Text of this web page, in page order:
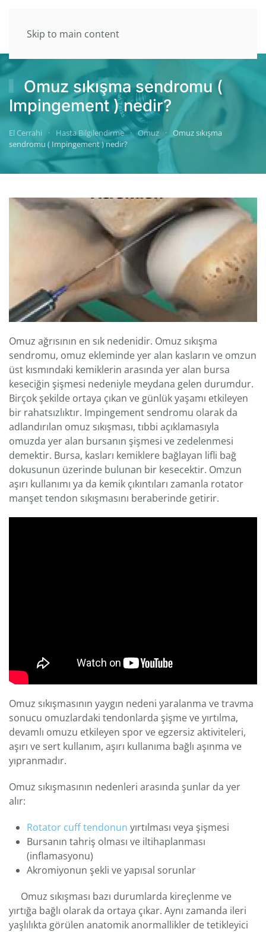
Skip to main content
Omuz sıkışma sendromu (
Impingement ) nedir?
El Cerrahi Hasta Bilgilendirme Omuz
Omuz sıkışma
sendromu ( Impingement ) nedir?
Omuz ağrısının en sık nedenidir. Omuz sıkışma
sendromu, omuz ekleminde yer alan kasların ve omzun
üst kısmındaki kemiklerin arasında yer alan bursa
keseciğin şişmesi nedeniyle meydana gelen durumdur.
Birçok şekilde ortaya çıkan ve günlük yaşamı etkileyen
bir rahatsızlıktır. Impingement sendromu olarak da
adlandırılan omuz sıkışması, tıbbi açıklamasıyla
omuzda yer alan bursanın şişmesi ve zedelenmesi
demektir. Bursa, kasları kemiklere bağlayan lifli bağ
dokusunun üzerinde bulunan bir kesecektir. Omzun
aşırı kullanımı ya da kemik çıkıntıları zamanla rotator
manşet tendon sıkışmasını beraberinde getirir.
Omuz sıkışmasının yaygın nedeni yaralanma ve travma
sonucu omuzlardaki tendonlarda şişme ve yırtılma,
devamlı omuzu etkileyen spor ve egzersiz aktiviteleri,
aşırı ve sert kullanım, aşırı kullanıma bağlı aşınma ve
yıpranmadır.
Omuz sıkışmasının nedenleri arasında şunlar da yer
alır:
Rotator cuff tendonun yırtılması veya şişmesi
Bursanın tahriş olması ve iltihaplanması
(inflamasyonu)
Akromiyonun şekli ve yapısal sorunlar
Omuz sıkışması bazı durumlarda kireçlenme ve
yırtığa bağlı olarak da ortaya çıkar. Aynı zamanda ileri
yaşlılıkta görülen anatomik anormallikler de tetikleyici